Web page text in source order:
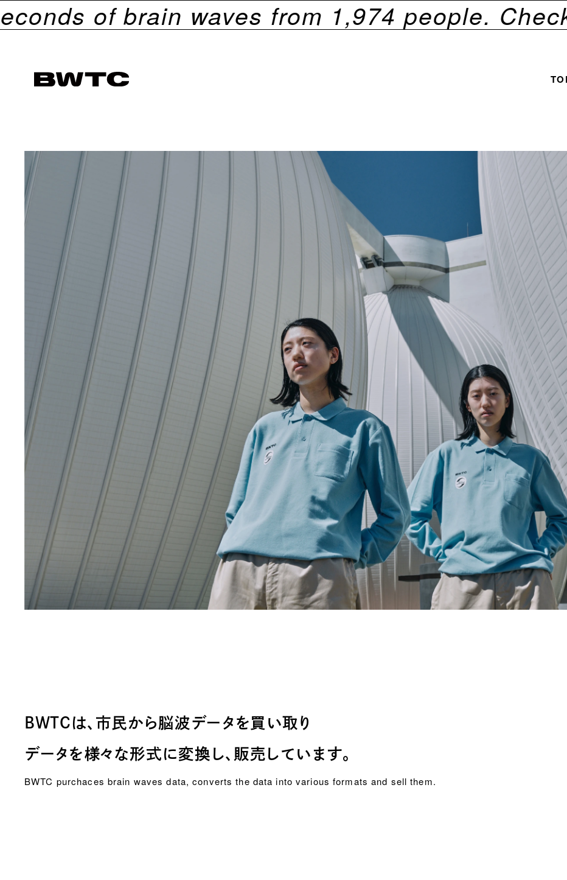
of brain waves from1,974people. Check
BWTCは、市民から脳波データを買い取り
データを様々な形式に変換し、販売しています。
BWTC purchaces brain waves data, converts the data into various formats and sell them.